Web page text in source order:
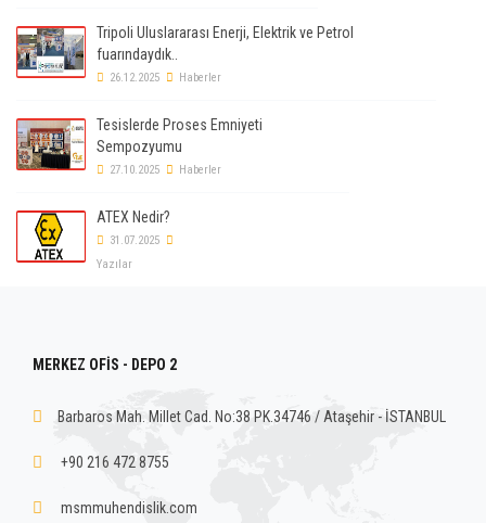
Tripoli Uluslararası Enerji, Elektrik ve Petrol
fuarındaydık..
26.12.2025 Haberler
Tesislerde Proses Emniyeti
Sempozyumu
27.10.2025 Haberler
ATEX Nedir?
31.07.2025
Yazılar
MERKEZ OFİS - DEPO 2
Barbaros Mah. Millet Cad. No:38 PK.34746 / Ataşehir - İSTANBUL
+90 216 472 8755
msmmuhendislik.com